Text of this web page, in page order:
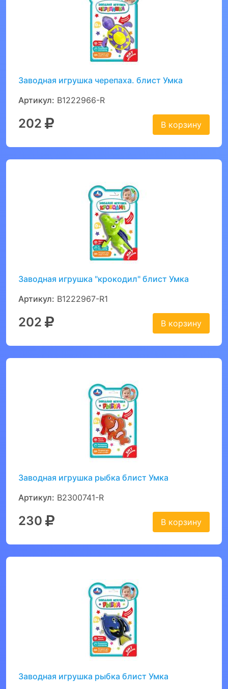
Заводная игрушка черепаха. блист Умка
Артикул: B1222966-R
202 В корзину
Заводная игрушка "крокодил" блист Умка
Артикул: B1222967-R1
202 В корзину
Заводная игрушка рыбка блист Умка
Артикул: B2300741-R
230 В корзину
Заводная игрушка рыбка блист Умка